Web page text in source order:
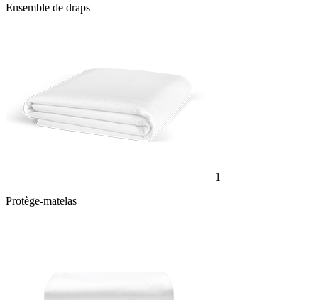
Ensemble de draps
1
Protège-matelas